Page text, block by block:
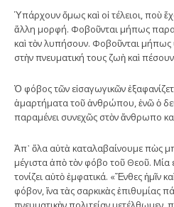
Ὑπάρχουν ὅμως καὶ οἱ τέλειοι, ποὺ
ἄλλη μορφή. Φοβοῦνται μήπως
καὶ τὸν λυπήσουν. Φοβοῦνται
στὴν πνευματική τους ζωὴ καὶ
Ὁ φόβος τῶν εἰσαγωγικῶν
ἁμαρτήματα τοῦ ἀνθρώπου, ἐνῶ ὁ
παραμένει συνεχῶς στὸν ἄνθρωπο
Ἀπ᾿ ὅλα αὐτὰ καταλαβαίνουμε πὼς
μέγιστα ἀπὸ τὸν φόβο τοῦ Θεοῦ. Μία
τονίζει αὐτὸ ἐμφατικά. «Ἔνθες ἡμῖν
φόβον, ἵνα τὰς σαρκικὰς ἐπιθυμίας